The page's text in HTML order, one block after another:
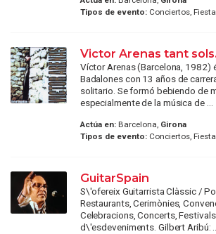
Tipos de evento:Conciertos,
Victor Arenas tant
Víctor Arenas (Barcelona, 1982)
Badalones con 13 años de
solitario. Se formó bebiendo de
especialmente de la música de ...
Actúa en:Barcelona, Girona
Tipos de evento:Conciertos,
GuitarSpain
S\'ofereix Guitarrista Clàssic /
Restaurants, Cerimònies,
Celebracions, Concerts,
d\'esdeveniments. Gilbert Aribú: